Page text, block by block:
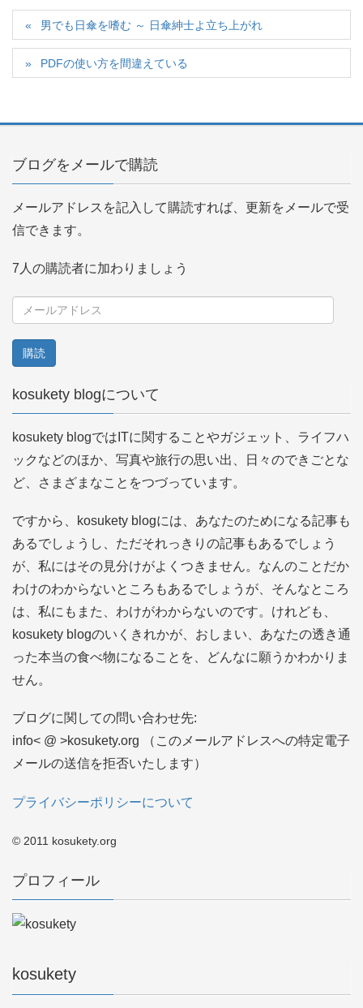
男でも日傘を嗜む ～ 日傘紳士よ立ち上がれ
PDFの使い方を間違えている
ブログをメールで購読
メールアドレスを記入して購読すれば、更新をメールで受
信できます。
7人の購読者に加わりましょう
ル
ド
ス
kosukety blogについて
kosukety blogではITに関することやガジェット、ライフハ
ックなどのほか、写真や旅行の思い出、日々のできごとな
ど、さまざまなことをつづっています。
ですから、kosukety blogには、あなたのためになる記事も
あるでしょうし、ただそれっきりの記事もあるでしょう
が、私にはその見分けがよくつきません。なんのことだか
わけのわからないところもあるでしょうが、そんなところ
は、私にもまた、わけがわからないのです。けれども、
kosukety blogのいくきれかが、おしまい、あなたの透き通
った本当の食べ物になることを、どんなに願うかわかりま
せん。
ブログに関しての問い合わせ先:
info< @ >kosukety.org （このメールアドレスへの特定電子
メールの送信を拒否いたします）
プライバシーポリシーについて
© 2011 kosukety.org
プロフィール
kosukety